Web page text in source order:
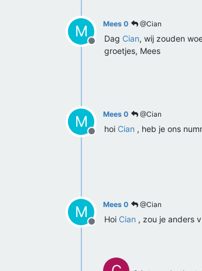
M
Offline
Mees 0 @Cian
Dag Cian, wij zouden
groetjes, Mees
M
Offline
Mees 0 @Cian
hoi Cian , heb je ons
M
Offline
Mees 0 @Cian
Hoi Cian , zou je anders